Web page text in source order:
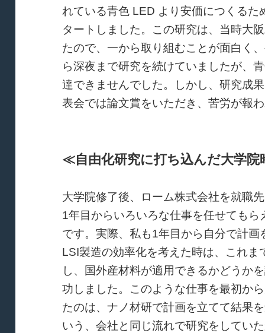
れている青色 LED より安価につくる
タートしました。この研究は、当時大
たので、一から取り組むことが面白く
ら深夜まで研究を続けていましたが、
達できませんでした。しかし、研究成
表会では論文賞をいただき、苦労が報
≪自由化研究に打ち込んだ大学
大学院修了後、ローム株式会社を就職
1年目からいろいろな仕事を任せても
です。実際、私も1年目から自分で計
LSI製造の効率化を考えた時は、これ
し、国外産材料が適用できるかどうか
功しました。このような仕事を最初か
たのは、ナノ材研で計画を立てて結果
いう、会社と同じ流れで研究をしてい